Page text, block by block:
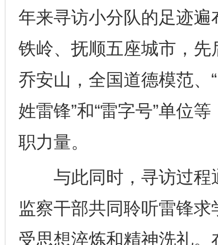
年来寻访小分队的足迹
铁岭、抚顺五座城市，
乔安山，全国道德模范、
姓雷锋”和“雷字号”单位
职力量。
与此同时，寻访过程
监察干部共同聆听雷锋
受思想淬炼和精神洗礼